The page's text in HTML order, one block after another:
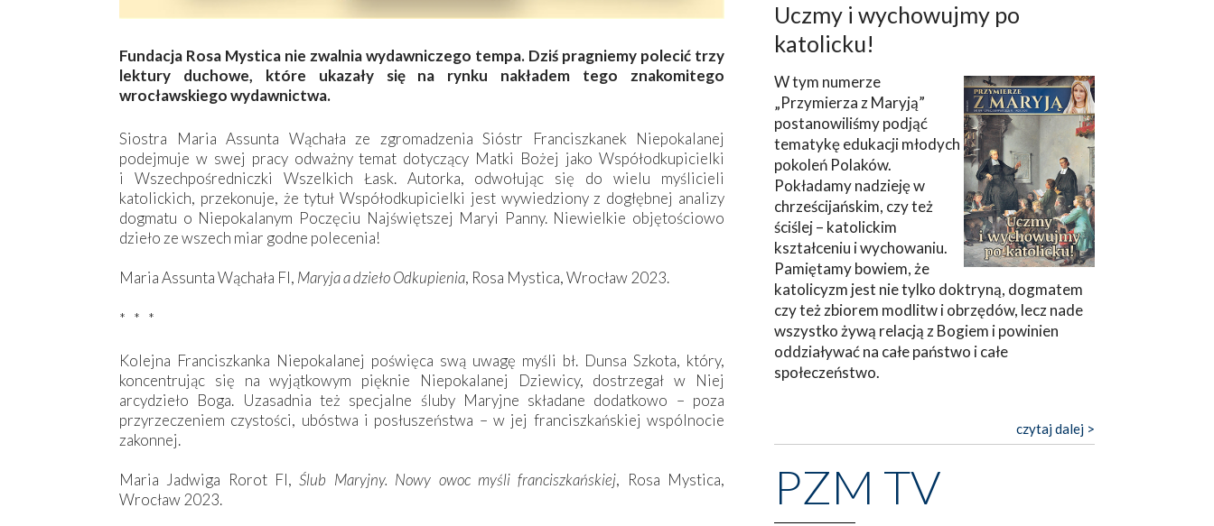
Fundacja Rosa Mystica nie zwalnia wydawniczego tempa. Dziś pragniemy polecić trzy
lektury duchowe, które ukazały się na rynku nakładem tego znakomitego
wrocławskiego wydawnictwa.
Siostra Maria Assunta Wąchała ze zgromadzenia Sióstr Franciszkanek Niepokalanej
podejmuje w swej pracy odważny temat dotyczący Matki Bożej jako Współodkupicielki
i Wszechpośredniczki Wszelkich Łask. Autorka, odwołując się do wielu myślicieli
katolickich, przekonuje, że tytuł Współodkupicielki jest wywiedziony z dogłębnej analizy
dogmatu o Niepokalanym Poczęciu Najświętszej Maryi Panny. Niewielkie objętościowo
dzieło ze wszech miar godne polecenia!
Maria Assunta Wąchała FI, Maryja a dzieło Odkupienia, Rosa Mystica, Wrocław 2023.
* * *
Kolejna Franciszkanka Niepokalanej poświęca swą uwagę myśli bł. Dunsa Szkota, który,
koncentrując się na wyjątkowym pięknie Niepokalanej Dziewicy, dostrzegał w Niej
arcydzieło Boga. Uzasadnia też specjalne śluby Maryjne składane dodatkowo – poza
przyrzeczeniem czystości, ubóstwa i posłuszeństwa – w jej franciszkańskiej wspólnocie
zakonnej.
Maria Jadwiga Rorot FI,Ślub Maryjny. Nowy owoc myśli franciszkańskiej, Rosa Mystica,
Wrocław 2023.
Uczmy i wychowujmy po
katolicku!
W tym numerze
„Przymierza z Maryją”
postanowiliśmy podjąć
tematykę edukacji młodych
pokoleń Polaków.
Pokładamy nadzieję w
chrześcijańskim, czy też
ściślej – katolickim
kształceniu i wychowaniu.
Pamiętamy bowiem, że
katolicyzm jest nie tylko doktryną, dogmatem
czy też zbiorem modlitw i obrzędów, lecz nade
wszystko żywą relacją z Bogiem i powinien
oddziaływać na całe państwo i całe
społeczeństwo.
czytaj dalej >
PZM TV